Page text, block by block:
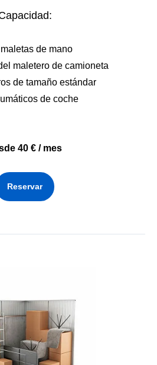
de mano
maletero de camioneta
de tamaño estándar
de coche
40 € / mes
Reservar